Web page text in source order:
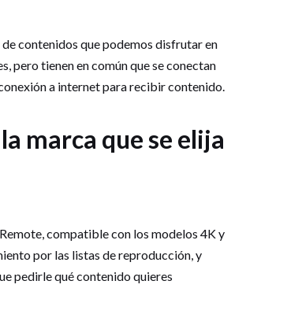
contenidos que podemos disfrutar en
pero tienen en común que se conectan
a internet para recibir contenido.
marca que se elija
compatible con los modelos 4K y
por las listas de reproducción, y
pedirle qué contenido quieres